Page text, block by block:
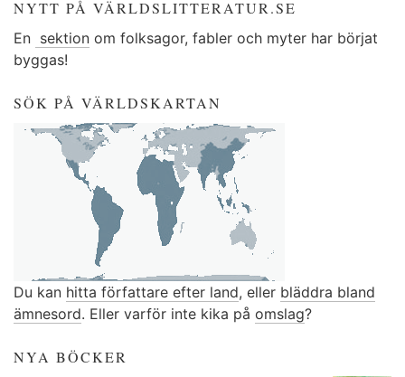
NYTT PÅ VÄRLDSLITTERATUR.SE
En sektion om folksagor, fabler och myter har börjat
byggas!
SÖK PÅ VÄRLDSKARTAN
Du kan hitta författare efter land, eller bläddra bland
ämnesord. Eller varför inte kika på omslag?
NYA BÖCKER